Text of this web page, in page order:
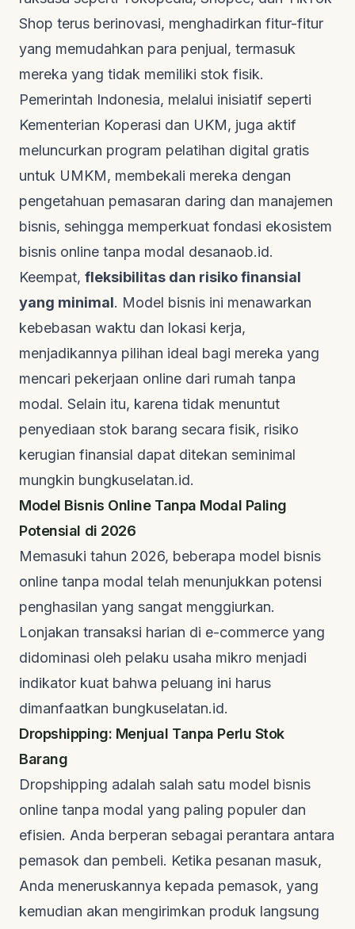
Shop terus berinovasi, menghadirkan fitur-fitur
yang memudahkan para penjual, termasuk
mereka yang tidak memiliki stok fisik.
Pemerintah Indonesia, melalui inisiatif seperti
Kementerian Koperasi dan UKM, juga aktif
meluncurkan program pelatihan digital gratis
untuk UMKM, membekali mereka dengan
pengetahuan pemasaran daring dan manajemen
bisnis, sehingga memperkuat fondasi ekosistem
bisnis online tanpa modal desanaob.id.
Keempat, fleksibilitas dan risiko finansial
yang minimal. Model bisnis ini menawarkan
kebebasan waktu dan lokasi kerja,
menjadikannya pilihan ideal bagi mereka yang
mencari pekerjaan online dari rumah tanpa
modal. Selain itu, karena tidak menuntut
penyediaan stok barang secara fisik, risiko
kerugian finansial dapat ditekan seminimal
mungkin bungkuselatan.id.
Model Bisnis Online Tanpa Modal Paling
Potensial di 2026
Memasuki tahun 2026, beberapa model bisnis
online tanpa modal telah menunjukkan potensi
penghasilan yang sangat menggiurkan.
Lonjakan transaksi harian di e-commerce yang
didominasi oleh pelaku usaha mikro menjadi
indikator kuat bahwa peluang ini harus
dimanfaatkan bungkuselatan.id.
Dropshipping: Menjual Tanpa Perlu Stok
Barang
Dropshipping adalah salah satu model bisnis
online tanpa modal yang paling populer dan
efisien. Anda berperan sebagai perantara antara
pemasok dan pembeli. Ketika pesanan masuk,
Anda meneruskannya kepada pemasok, yang
kemudian akan mengirimkan produk langsung